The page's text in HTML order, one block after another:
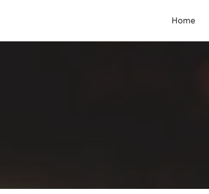
busca serviços e profissionais
Home